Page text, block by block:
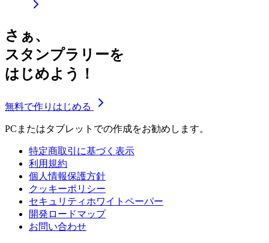
さぁ、
スタンプラリーを
はじめよう！
無料で作りはじめる
PCまたはタブレットでの作成をお勧めします。
特定商取引に基づく表示
利用規約
個人情報保護方針
クッキーポリシー
セキュリティホワイトペーパー
開発ロードマップ
お問い合わせ